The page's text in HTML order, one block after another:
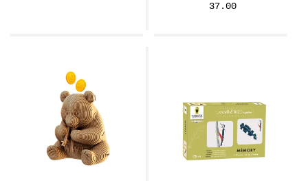
37.00